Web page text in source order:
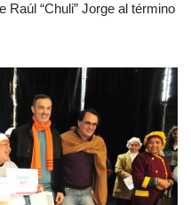
Raúl “Chuli” Jorge al término